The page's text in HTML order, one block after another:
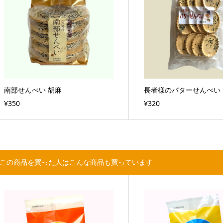
南部せんべい 胡麻
¥350
長者様のバターせんべい
¥320
の商品を買った人はこんな商品も買っています